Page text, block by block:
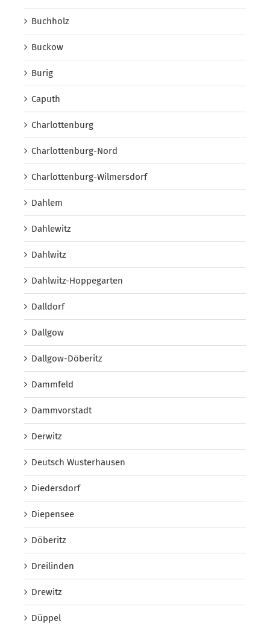
Buchholz
Buckow
Burig
Caputh
Charlottenburg
Charlottenburg-Nord
Charlottenburg-Wilmersdorf
Dahlem
Dahlewitz
Dahlwitz
Dahlwitz-Hoppegarten
Dalldorf
Dallgow
Dallgow-Döberitz
Dammfeld
Dammvorstadt
Derwitz
Deutsch Wusterhausen
Diedersdorf
Diepensee
Döberitz
Dreilinden
Drewitz
Düppel